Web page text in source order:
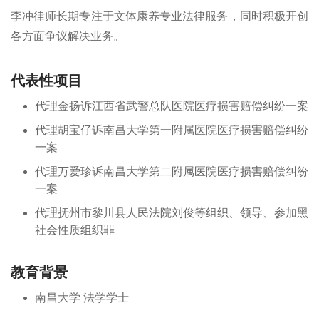
李冲律师长期专注于文体康养专业法律服务，同时积极开创
各方面争议解决业务。
代表性项目
代理金扬诉江西省武警总队医院医疗损害赔偿纠纷一案
代理胡宝仔诉南昌大学第一附属医院医疗损害赔偿纠纷
一案
代理万爱珍诉南昌大学第二附属医院医疗损害赔偿纠纷
一案
代理抚州市黎川县人民法院刘俊等组织、领导、参加黑
社会性质组织罪
教育背景
南昌大学 法学学士